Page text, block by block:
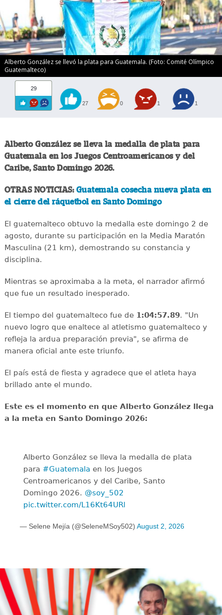
Alberto González se llevó la plata para Guatemala. (Foto: Comité Olímpico
Guatemalteco)
29
27 0 1 1
Alberto González se lleva la medalla de plata para
Guatemala en los Juegos Centroamericanos y del
Caribe, Santo Domingo 2026.
OTRAS NOTICIAS: Guatemala cosecha nueva plata en
el cierre del ráquetbol en Santo Domingo
El guatemalteco obtuvo la medalla este domingo 2 de
agosto, durante su participación en la Media Maratón
Masculina (21 km), demostrando su constancia y
disciplina.
Mientras se aproximaba a la meta, el narrador afirmó
que fue un resultado inesperado.
El tiempo del guatemalteco fue de 1:04:57.89. "Un
nuevo logro que enaltece al atletismo guatemalteco y
refleja la ardua preparación previa", se afirma de
manera oficial ante este triunfo.
El país está de fiesta y agradece que el atleta haya
brillado ante el mundo.
Este es el momento en que Alberto González llega
a la meta en Santo Domingo 2026:
Alberto González se lleva la medalla de plata
para #Guatemala en los Juegos
Centroamericanos y del Caribe, Santo
Domingo 2026. @soy_502
pic.twitter.com/L16Kt64URl
— Selene Mejía (@SeleneMSoy502) August 2, 2026